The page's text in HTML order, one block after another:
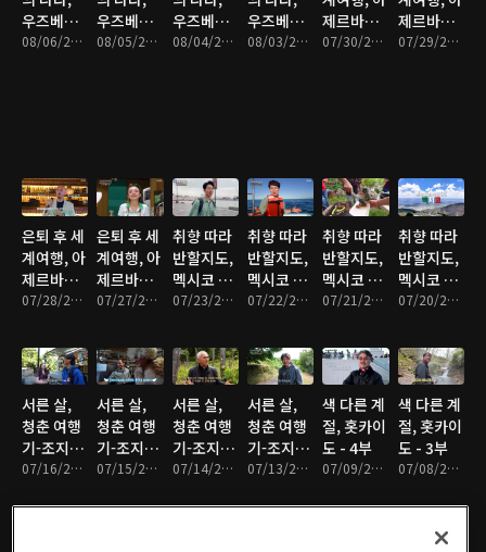
우즈베키
스탄 - 4부
08/06/2026 • 46분
우즈베키
스탄 - 3부
08/05/2026 • 46분
우즈베키
스탄 - 2부
08/04/2026 • 46분
우즈베키
스탄 - 1부
08/03/2026 • 46분
제르바이
잔 - 4부07/30/2026 • 47분
제르바이
잔 - 3부07/29/2026 • 47분
은퇴 후 세
계여행, 아
제르바이
잔 - 2부07/28/2026 • 47분
은퇴 후 세
계여행, 아
제르바이
잔 - 1부07/27/2026 • 47분
취향 따라
반할지도,
멕시코 - 4
부
07/23/2026 • 46분
취향 따라
반할지도,
멕시코 - 3
부
07/22/2026 • 46분
취향 따라
반할지도,
멕시코 - 2
부
07/21/2026 • 45분
취향 따라
반할지도,
멕시코 - 1
부
07/20/2026 • 46분
서른 살,
청춘 여행
기-조지아
- 4부
07/16/2026 • 47분
서른 살,
청춘 여행
기-조지아
- 3부
07/15/2026 • 47분
서른 살,
청춘 여행
기-조지아
- 2부
07/14/2026 • 47분
서른 살,
청춘 여행
기-조지아
- 1부
07/13/2026 • 47분
색 다른 계
절, 홋카이
도 - 4부
07/09/2026 • 46분
색 다른 계
절, 홋카이
도 - 3부
07/08/2026 • 46분